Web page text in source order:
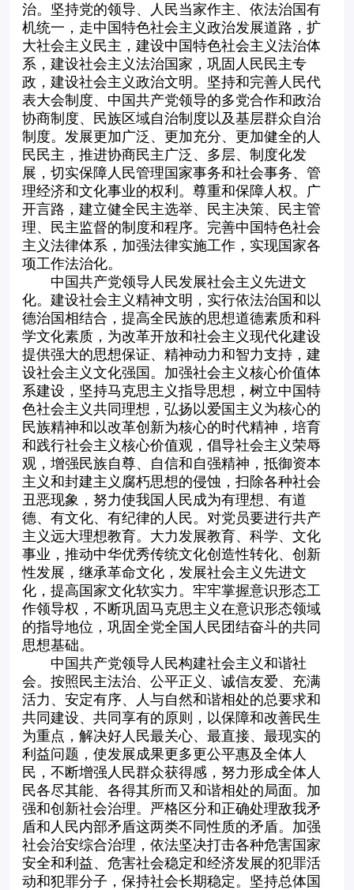
治。坚持党的领导、人民当家作主、依法治国有
机统一，走中国特色社会主义政治发展道路，扩
大社会主义民主，建设中国特色社会主义法治体
系，建设社会主义法治国家，巩固人民民主专
政，建设社会主义政治文明。坚持和完善人民代
表大会制度、中国共产党领导的多党合作和政治
协商制度、民族区域自治制度以及基层群众自治
制度。发展更加广泛、更加充分、更加健全的人
民民主，推进协商民主广泛、多层、制度化发
展，切实保障人民管理国家事务和社会事务、管
理经济和文化事业的权利。尊重和保障人权。广
开言路，建立健全民主选举、民主决策、民主管
理、民主监督的制度和程序。完善中国特色社会
主义法律体系，加强法律实施工作，实现国家各
项工作法治化。
中国共产党领导人民发展社会主义先进文
化。建设社会主义精神文明，实行依法治国和以
德治国相结合，提高全民族的思想道德素质和科
学文化素质，为改革开放和社会主义现代化建设
提供强大的思想保证、精神动力和智力支持，建
设社会主义文化强国。加强社会主义核心价值体
系建设，坚持马克思主义指导思想，树立中国特
色社会主义共同理想，弘扬以爱国主义为核心的
民族精神和以改革创新为核心的时代精神，培育
和践行社会主义核心价值观，倡导社会主义荣辱
观，增强民族自尊、自信和自强精神，抵御资本
主义和封建主义腐朽思想的侵蚀，扫除各种社会
丑恶现象，努力使我国人民成为有理想、有道
德、有文化、有纪律的人民。对党员要进行共产
主义远大理想教育。大力发展教育、科学、文化
事业，推动中华优秀传统文化创造性转化、创新
性发展，继承革命文化，发展社会主义先进文
化，提高国家文化软实力。牢牢掌握意识形态工
作领导权，不断巩固马克思主义在意识形态领域
的指导地位，巩固全党全国人民团结奋斗的共同
思想基础。
中国共产党领导人民构建社会主义和谐社
会。按照民主法治、公平正义、诚信友爱、充满
活力、安定有序、人与自然和谐相处的总要求和
共同建设、共同享有的原则，以保障和改善民生
为重点，解决好人民最关心、最直接、最现实的
利益问题，使发展成果更多更公平惠及全体人
民，不断增强人民群众获得感，努力形成全体人
民各尽其能、各得其所而又和谐相处的局面。加
强和创新社会治理。严格区分和正确处理敌我矛
盾和人民内部矛盾这两类不同性质的矛盾。加强
社会治安综合治理，依法坚决打击各种危害国家
安全和利益、危害社会稳定和经济发展的犯罪活
动和犯罪分子，保持社会长期稳定。坚持总体国